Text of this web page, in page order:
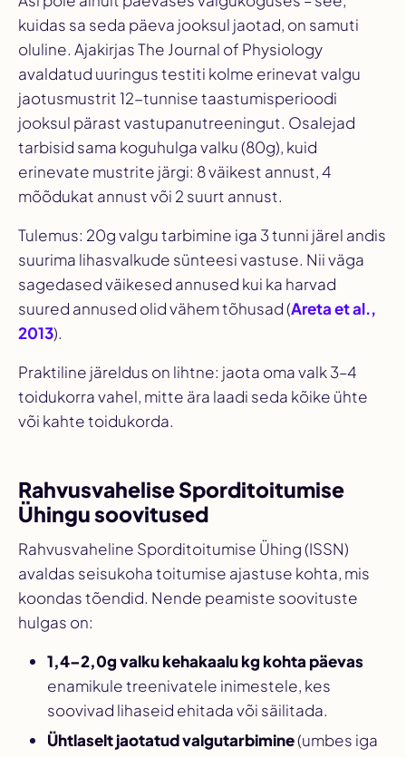
kuidas sa seda päeva jooksul jaotad, on samuti
oluline. AjakirjasThe Journal of Physiology
avaldatud uuringus testiti kolme erinevat valgu
jaotusmustrit 12-tunnise taastumisperioodi
jooksul pärast vastupanutreeningut. Osalejad
tarbisid sama koguhulga valku (80g), kuid
erinevate mustrite järgi: 8 väikest annust, 4
mõõdukat annust või 2 suurt annust.
Tulemus: 20g valgu tarbimine iga 3 tunni järel andis
suurima lihasvalkude sünteesi vastuse. Nii väga
sagedased väikesed annused kui ka harvad
suured annused olid vähem tõhusad (Areta et al.,
2013).
Praktiline järeldus on lihtne: jaota oma valk 3–4
toidukorra vahel, mitte ära laadi seda kõike ühte
või kahte toidukorda.
Rahvusvahelise Sporditoitumise
Ühingu soovitused
Rahvusvaheline Sporditoitumise Ühing (ISSN)
avaldas seisukoha toitumise ajastuse kohta, mis
koondas tõendid. Nende peamiste soovituste
hulgas on:
1,4–2,0g valku kehakaalu kg kohta päevas
enamikule treenivatele inimestele, kes
soovivad lihaseid ehitada või säilitada.
Ühtlaselt jaotatud valgutarbimine(umbes iga